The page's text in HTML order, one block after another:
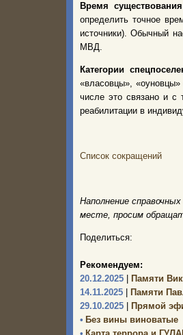
Время
определить точное
источники). Обычный
МВД.
Категории
«власовцы»,
числе это связано и с
реабилитации в
Список сокращений
Наполнение
месте, просим
Поделиться:
Рекомендуем:
20.12.2025
Памяти
14.11.2025
Памяти
29.10.2025
Прямой
• Без вины виноватые